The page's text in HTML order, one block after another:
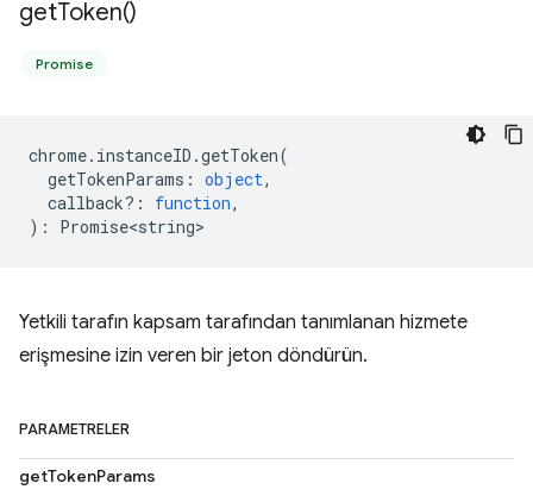
getToken()
Promise
chrome. instanceID .getToken(
getTokenParams : object,
callback? : function,
) : Promise<string>
Yetkili tarafın kapsam tarafından tanımlanan hizmete
erişmesine izin veren bir jeton döndürün.
PARAMETRELER
getTokenParams